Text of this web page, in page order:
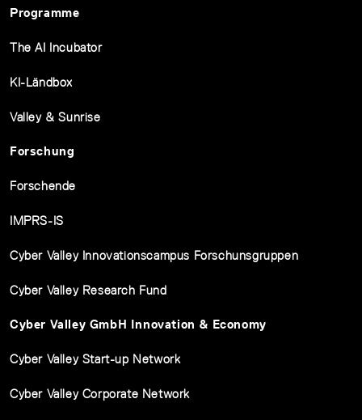
Programme
The AI Incubator
KI-Ländbox
Valley & Sunrise
Forschung
Forschende
IMPRS-IS
Cyber Valley Innovationscampus Forschunsgruppen
Cyber Valley Research Fund
Cyber Valley GmbH Innovation & Economy
Cyber Valley Start-up Network
Cyber Valley Corporate Network